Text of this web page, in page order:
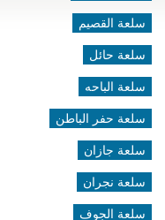
سلعة القصيم
سلعة حائل
سلعة الباحه
سلعة حفر الباطن
سلعة جازان
سلعة نجران
سلعة الجوف